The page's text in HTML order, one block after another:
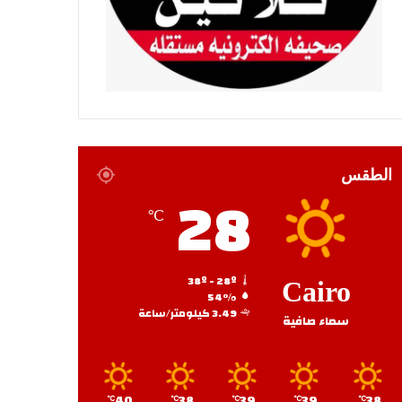
الطقس
Cairo
سماء صافية
28
℃
54%
3.49 كيلومتر/ساعة
℃
℃
℃
℃
℃